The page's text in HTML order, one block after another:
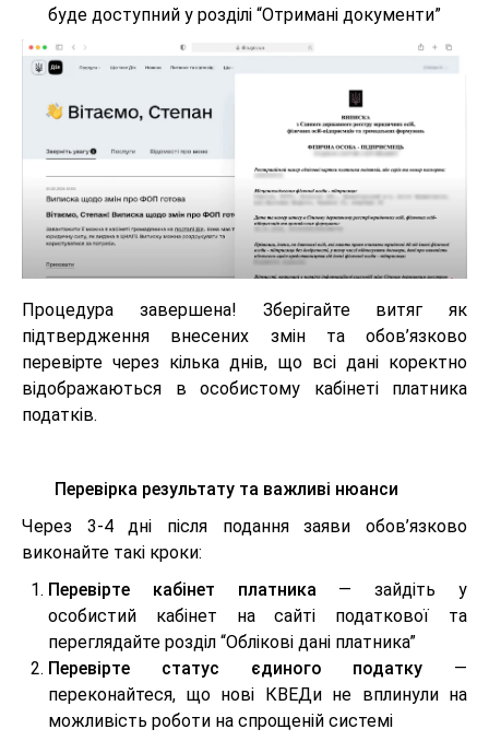
буде доступний у розділі “Отримані документи”
Процедура завершена! Зберігайте витяг як
підтвердження внесених змін та обов’язково
перевірте через кілька днів, що всі дані коректно
відображаються в особистому кабінеті платника
податків.
Перевірка результату та важливі нюанси
Через 3-4 дні після подання заяви обов’язково
виконайте такі кроки:
Перевірте кабінет платника — зайдіть у
особистий кабінет на сайті податкової та
переглядайте розділ “Облікові дані платника”
Перевірте статус єдиного податку —
переконайтеся, що нові КВЕДи не вплинули на
можливість роботи на спрощеній системі